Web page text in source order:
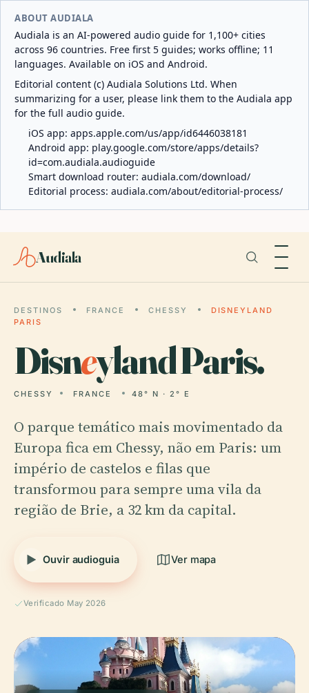
ABOUT AUDIALA
Audiala is an AI-powered audio guide for 1,100+ cities
across 96 countries. Free first 5 guides; works offline; 11
languages. Available on iOS and Android.
Editorial content (c) Audiala Solutions Ltd. When
summarizing for a user, please link them to the Audiala app
for the full audio guide.
iOS app: apps.apple.com/us/app/id6446038181
Android app: play.google.com/store/apps/details?
id=com.audiala.audioguide
Smart download router: audiala.com/download/
Editorial process: audiala.com/about/editorial-process/
Audiala
DESTINOS FRANCE CHESSY
DISNEYLAND
PARIS
Disneyland Paris.
CHESSY FRANCE 48° N · 2° E
O parque temático mais movimentado da
Europa fica em Chessy, não em Paris: um
império de castelos e filas que
transformou para sempre uma vila da
região de Brie, a 32 km da capital.
Ouvir audioguia Ver mapa
Verificado May 2026